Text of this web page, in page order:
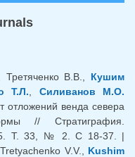
, Третяченко В.В., Кушим
Т.Л.
Силиванов М.О.
отложений венда севера
// Стратиграфия.
Т. 33, № 2. С 18-37. |
Tretyachenko V.V., Kushim